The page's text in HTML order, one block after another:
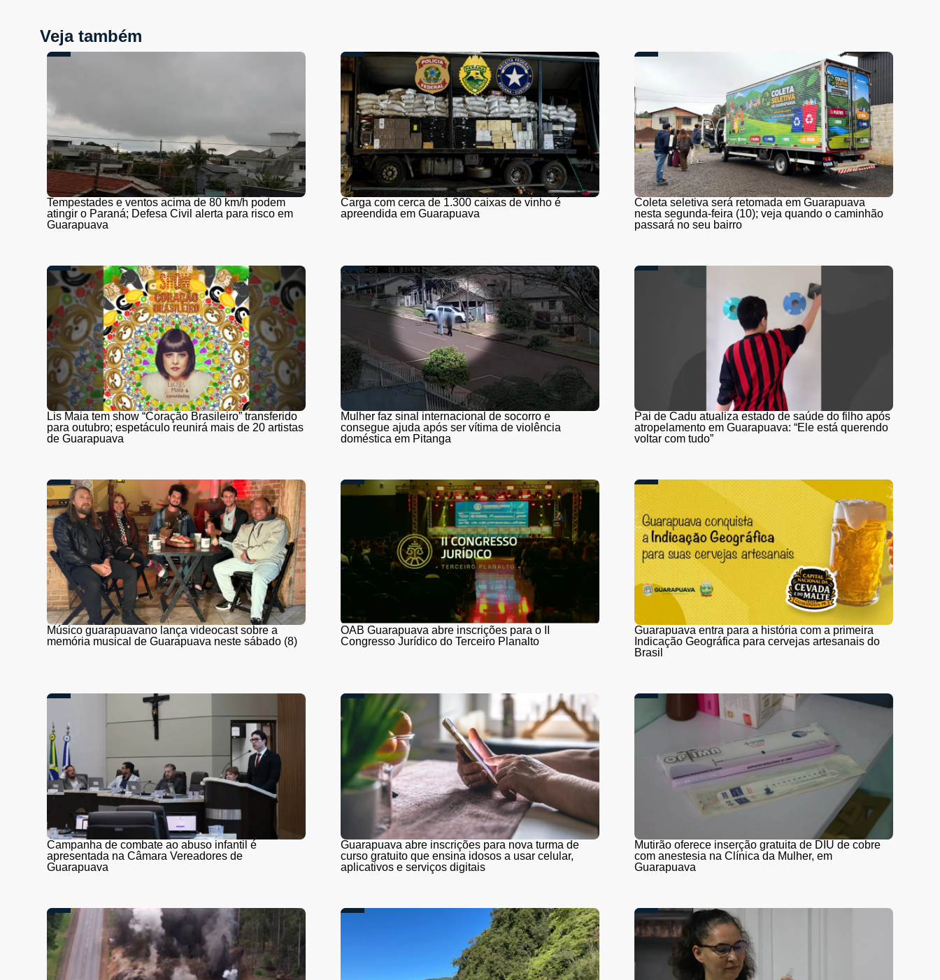
Veja também
Tempestades e ventos acima de 80 km/h podem
atingir o Paraná; Defesa Civil alerta para risco em
Guarapuava
Carga com cerca de 1.300 caixas de vinho é
apreendida em Guarapuava
Coleta seletiva será retomada em Guarapuava
nesta segunda-feira (10); veja quando o caminhão
passará no seu bairro
Lis Maia tem show “Coração Brasileiro” transferido
para outubro; espetáculo reunirá mais de 20 artistas
de Guarapuava
Mulher faz sinal internacional de socorro e
consegue ajuda após ser vítima de violência
doméstica em Pitanga
Pai de Cadu atualiza estado de saúde do filho após
atropelamento em Guarapuava: “Ele está querendo
voltar com tudo”
Músico guarapuavano lança videocast sobre a
memória musical de Guarapuava neste sábado (8)
OAB Guarapuava abre inscrições para o II
Congresso Jurídico do Terceiro Planalto
Guarapuava entra para a história com a primeira
Indicação Geográfica para cervejas artesanais do
Brasil
Campanha de combate ao abuso infantil é
apresentada na Câmara Vereadores de
Guarapuava
Guarapuava abre inscrições para nova turma de
curso gratuito que ensina idosos a usar celular,
aplicativos e serviços digitais
Mutirão oferece inserção gratuita de DIU de cobre
com anestesia na Clínica da Mulher, em
Guarapuava